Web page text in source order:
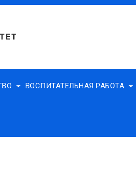
ВОСПИТАТЕЛЬНАЯ РАБОТА